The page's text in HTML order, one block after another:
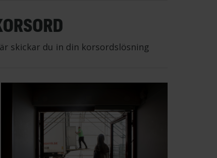
skickar du in din korsordslösning